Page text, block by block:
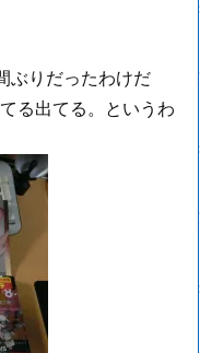
ぶりだったわけだ
る出てる。というわ